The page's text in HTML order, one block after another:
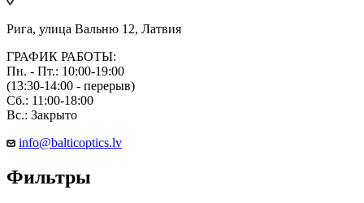
Рига, улица Вальню 12, Латвия
ГРАФИК РАБОТЫ:
Пн. - Пт.: 10:00-19:00
(13:30-14:00 - перерыв)
Сб.: 11:00-18:00
Вс.: Закрыто
info@balticoptics.lv
Фильтры